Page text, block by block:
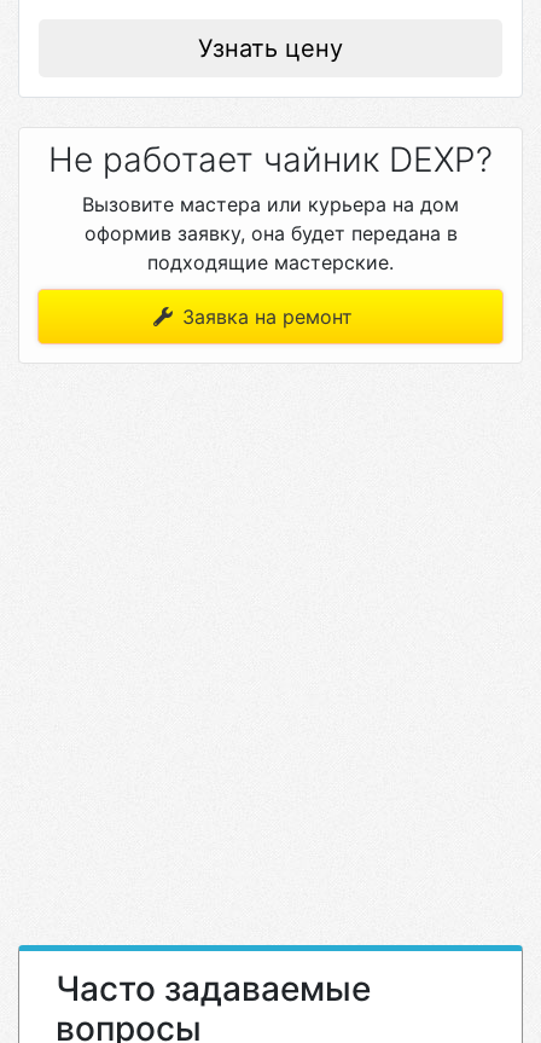
Узнать цену
Не работает чайник DEXP?
Вызовите мастера или курьера на дом
оформив заявку, она будет передана в
подходящие мастерские.
Заявка на ремонт
Часто задаваемые
вопросы